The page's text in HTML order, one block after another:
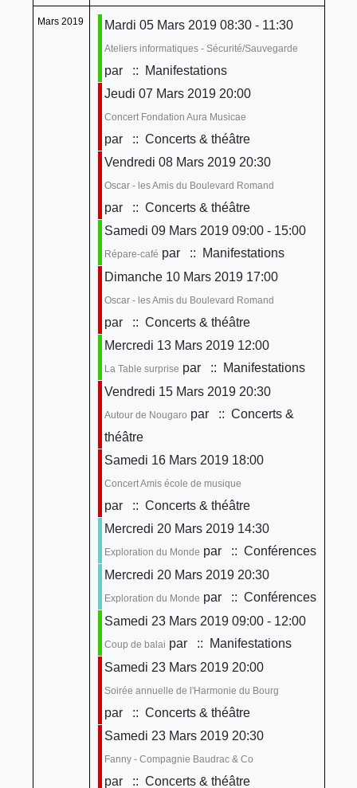
Mars 2019 Mardi 05 Mars 2019 08:30 - 11:30
Ateliers informatiques - Sécurité/Sauvegarde
par
:: Manifestations
Jeudi 07 Mars 2019 20:00
Concert Fondation Aura Musicae
par
:: Concerts & théâtre
Vendredi 08 Mars 2019 20:30
Oscar - les Amis du Boulevard Romand
par
:: Concerts & théâtre
Samedi 09 Mars 2019 09:00 - 15:00
Répare-café par
:: Manifestations
Dimanche 10 Mars 2019 17:00
Oscar - les Amis du Boulevard Romand
par
:: Concerts & théâtre
Mercredi 13 Mars 2019 12:00
La Table surprise par
:: Manifestations
Vendredi 15 Mars 2019 20:30
Autour de Nougaro par
:: Concerts &
théâtre
Samedi 16 Mars 2019 18:00
Concert Amis école de musique
par
:: Concerts & théâtre
Mercredi 20 Mars 2019 14:30
Exploration du Monde par
:: Conférences
Mercredi 20 Mars 2019 20:30
Exploration du Monde par
:: Conférences
Samedi 23 Mars 2019 09:00 - 12:00
Coup de balai par
:: Manifestations
Samedi 23 Mars 2019 20:00
Soirée annuelle de l'Harmonie du Bourg
par
:: Concerts & théâtre
Samedi 23 Mars 2019 20:30
Fanny - Compagnie Baudrac & Co
par :: Concerts & théâtre